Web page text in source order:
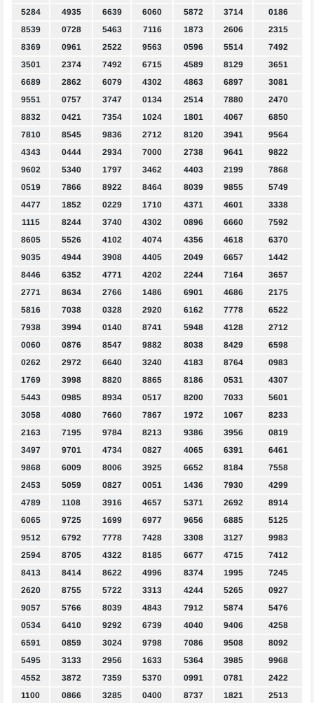
5284
4935 6639 6060 5872 3714
0186
8539
0728 5463 7116 1873 2606
2315
8369
0961 2522 9563 0596 5514
7492
3501
2374 7492 6715 4589 8129
3651
6689
2862 6079 4302 4863 6897
3081
9551
0757 3747 0134 2514 7880
2470
8832
0421 7354 1024 1801 4067
6850
7810
8545 9836 2712 8120 3941
9564
4343
0444 2934 7000 2738 9641
9822
9602
5340 1797 3462 4403 2199
7868
0519
7866 8922 8464 8039 9855
5749
4477
1852 0229 1710 4371 4601
3338
1115
8244 3740 4302 0896 6660
7592
8605
5526 4102 4074 4356 4618
6370
9035
4944 3908 4405 2049 6657
1442
8446
6352 4771 4202 2244 7164
3657
2771
8634 2766 1486 6901 4686
2175
5816
7038 0328 2920 6162 7778
6522
7938
3994 0140 8741 5948 4128
2712
0060
0876 8547 9882 8038 8429
6598
0262
2972 6640 3240 4183 8764
0983
1769
3998 8820 8865 8186 0531
4307
5443
0985 8934 0517 8200 7033
5601
3058
4080 7660 7867 1972 1067
8233
2163
7195 9784 8213 9386 3956
0819
3497
9701 4734 0827 4065 6391
6461
9868
6009 8006 3925 6652 8184
7558
2453
5059 0827 0051 1436 7930
4299
4789
1108 3916 4657 5371 2692
8914
6065
9725 1699 6977 9656 6885
5125
9512
6792 7778 7428 3308 3127
9983
2594
8705 4322 8185 6677 4715
7412
8413
8414 8622 4996 8374 1995
7245
2620
8755 5722 3313 4244 5265
0927
9057
5766 8039 4843 7912 5874
5476
0534
6410 9292 6739 4040 9406
4258
6591
0859 3024 9798 7086 9508
8092
5495
3133 2956 1633 5364 3985
9968
4552
3872 7359 5370 0991 0781
2422
1100
0866 3285 0400 8737 1821
2513